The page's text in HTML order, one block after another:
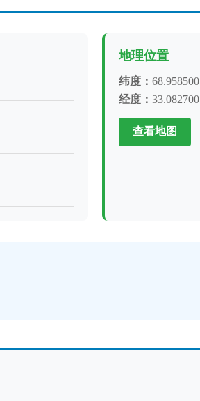
地理位置
纬度： 68.958500
经度： 33.082700
查看地图